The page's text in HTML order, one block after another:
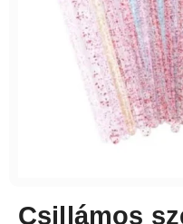
Csillámos